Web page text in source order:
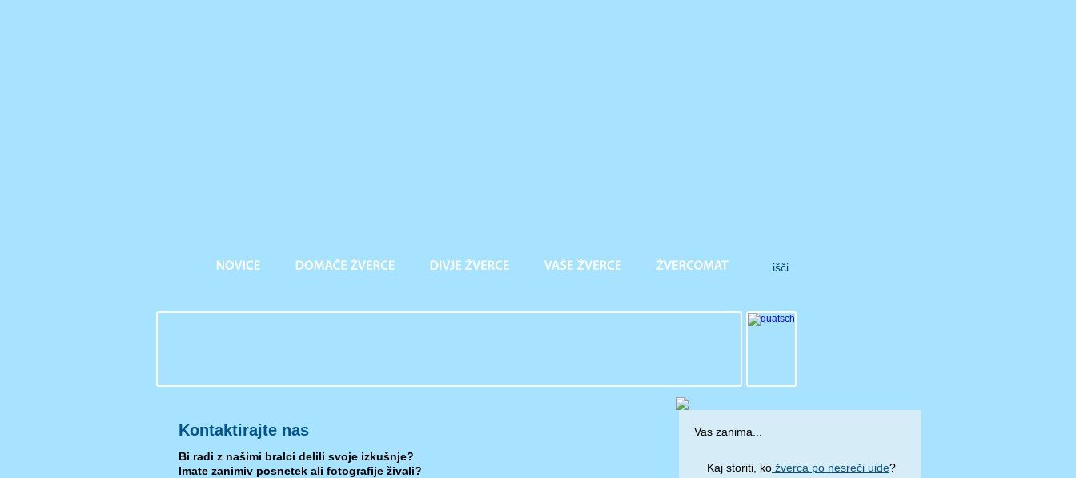
Kontaktirajte nas
Bi radi z našimi bralci delili svoje izkušnje?
Imate zanimiv posnetek ali fotografije živali?
Vas zanima...
Kaj storiti, ko žverca po nesreči uide?